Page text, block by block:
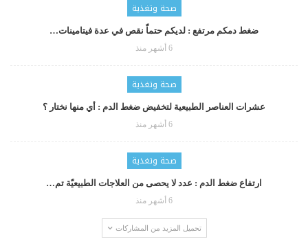
صحة وتغذية
ضغط دمكم مرتفع : لديكم حتماّ نقص في عدة فيتامينات…
6 أشهر منذ
صحة وتغذية
عشرات العناصر الطبيعية لتخفيض ضغط الدم : أي منها نختار ؟
6 أشهر منذ
صحة وتغذية
ارتفاع ضغط الدم : عدد لا يحصى من العلاجات الطبيعيّة تم…
6 أشهر منذ
تحميل المزيد من المشاركات